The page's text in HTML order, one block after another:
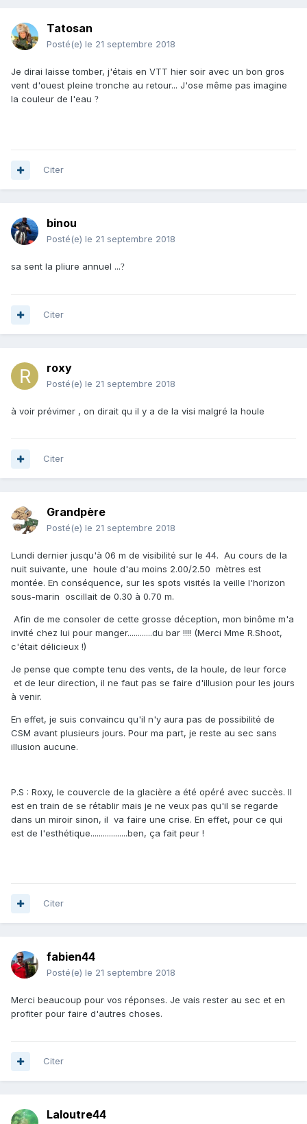
Tatosan
Posté(e) le 21 septembre 2018
Je dirai laisse tomber, j'étais en VTT hier soir avec un bon gros
vent d'ouest pleine tronche au retour... J'ose même pas imagine
la couleur de l'eau ?
Citer
binou
Posté(e) le 21 septembre 2018
sa sent la pliure annuel ...?
Citer
roxy
Posté(e) le 21 septembre 2018
à voir prévimer , on dirait qu il y a de la visi malgré la houle
Citer
Grandpère
Posté(e) le 21 septembre 2018
Lundi dernier jusqu'à 06 m de visibilité sur le 44. Au cours de la
nuit suivante, une houle d'au moins 2.00/2.50 mètres est
montée. En conséquence, sur les spots visités la veille l'horizon
sous-marin oscillait de 0.30 à 0.70 m.
Afin de me consoler de cette grosse déception, mon binôme m'a
invité chez lui pour manger............du bar !!!! (Merci Mme R.Shoot,
c'était délicieux !)
Je pense que compte tenu des vents, de la houle, de leur force
et de leur direction, il ne faut pas se faire d'illusion pour les jours
à venir.
En effet, je suis convaincu qu'il n'y aura pas de possibilité de
CSM avant plusieurs jours. Pour ma part, je reste au sec sans
illusion aucune.
P.S : Roxy, le couvercle de la glacière a été opéré avec succès. Il
est en train de se rétablir mais je ne veux pas qu'il se regarde
dans un miroir sinon, il va faire une crise. En effet, pour ce qui
est de l'esthétique..................ben, ça fait peur !
Citer
fabien44
Posté(e) le 21 septembre 2018
Merci beaucoup pour vos réponses. Je vais rester au sec et en
profiter pour faire d'autres choses.
Citer
Laloutre44